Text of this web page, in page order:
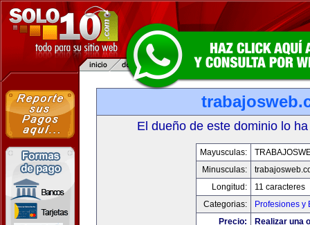
El dueño de este dominio lo
Mayusculas:
Minusculas:
Longitud:
11 caracteres
Categorias:
Profesiones y
Precio:
Realizar una